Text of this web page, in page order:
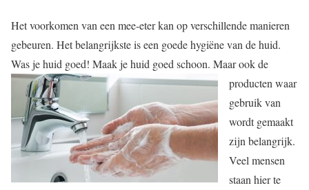
Het voorkomen van een mee-eter kan op verschillende manieren
gebeuren. Het belangrijkste is een goede hygiëne van de huid.
Was je huid goed! Maak je huid goed schoon. Maar ook de
producten waar
gebruik van
wordt gemaakt
zijn belangrijk.
Veel mensen
staan hier te